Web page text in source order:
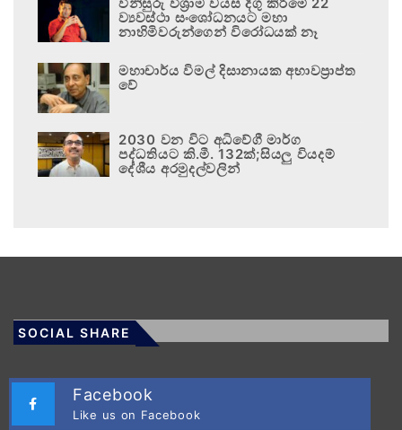
ව්‍යවස්ථා සංශෝධනයට මහා
නාහිමිවරුන්ගෙන් විරෝධයක් නෑ
මහාචාර්ය විමල් දිසානායක අභාවප්‍රාප්ත
වේ
2030 වන විට අධිවේගී මාර්ග
පද්ධතියට කි.මී. 132ක්;සියලු වියදම්
දේශීය අරමුදල්වලින්
SOCIAL SHARE
Facebook
Like us on Facebook